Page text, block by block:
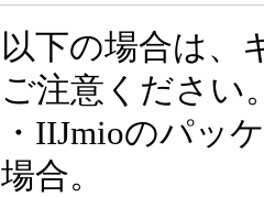
以下の場合は、
ご注意ください
・IIJmioのパッ
場合。